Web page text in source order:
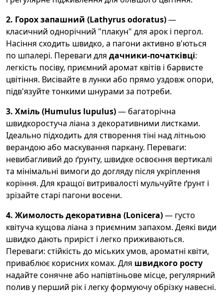
2. Горох запашний (Lathyrus odoratus)—
класичний однорічний "плакун" для арок і пергол.
Насіння сходить швидко, а пагони активно в'ються
по шпалері. Переваги для дачники-початківці:
легкість посіву, приємний аромат квітів і барвисте
цвітіння. Висівайте в лунки або прямо уздовж опори,
підв'язуйте тонкими шнурами за потреби.
3. Хміль (Humulus lupulus)— багаторічна
швидкоростуча ліана з декоративними листками.
Ідеально підходить для створення тіні над літньою
верандою або маскування паркану. Переваги:
невибагливий до ґрунту, швидке освоєння вертикалі
та мінімальні вимоги до догляду після укріплення
коріння. Для кращої витривалості мульчуйте ґрунт і
зрізайте старі пагони восени.
4. Жимолость декоративна (Lonicera)— густо
квітуча кущова ліана з приємним запахом. Деякі види
швидко дають приріст і легко приживаються.
Переваги: стійкість до міських умов, ароматні квіти,
приваблює корисних комах. Для швидкого росту
надайте сонячне або напівтіньове місце, регулярний
полив у перший рік і легку формуючу обрізку навесні.